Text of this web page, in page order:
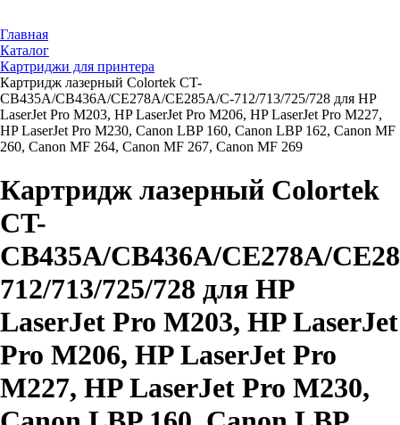
Главная
Каталог
Картриджи для принтера
Картридж лазерный Colortek CT-
CB435A/CB436A/CE278A/CE285A/C-712/713/725/728 для HP
LaserJet Pro M203, HP LaserJet Pro M206, HP LaserJet Pro M227,
HP LaserJet Pro M230, Canon LBP 160, Canon LBP 162, Canon MF
260, Canon MF 264, Canon MF 267, Canon MF 269
Картридж лазерный Colortek
CT-
CB435A/CB436A/CE278A/
712/713/725/728 для HP
LaserJet Pro M203, HP LaserJet
Pro M206, HP LaserJet Pro
M227, HP LaserJet Pro M230,